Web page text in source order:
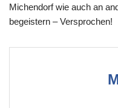
Michendorf wie auch an
begeistern – Versprochen!